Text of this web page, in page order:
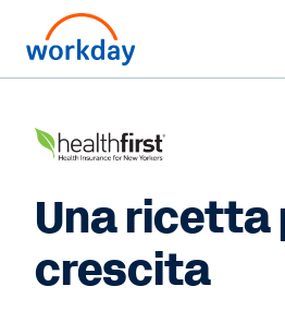
Una ricetta
crescita